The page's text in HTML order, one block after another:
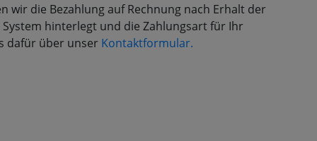
die Bezahlung auf Rechnung nach Erhalt der
hinterlegt und die Zahlungsart für Ihr
dafür über unser Kontaktformular.